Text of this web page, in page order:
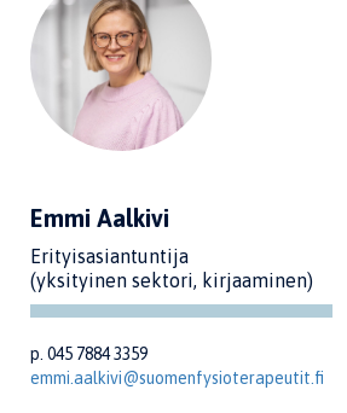
Emmi Aalkivi
Erityisasiantuntija
(yksityinen sektori, kirjaaminen)
p. 045 7884 3359
emmi.aalkivi@suomenfysioterapeutit.fi